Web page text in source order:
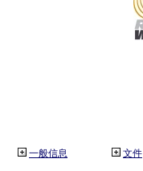
一般信息 文件